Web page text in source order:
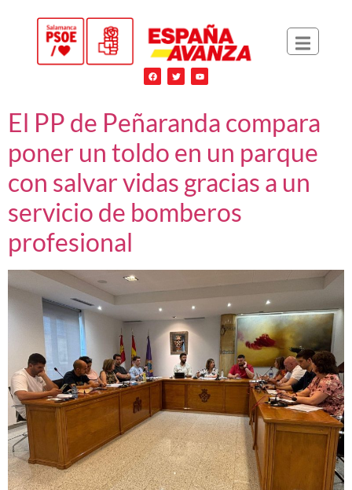
El PP de Peñaranda compara
poner un toldo en un parque
con salvar vidas gracias a un
servicio de bomberos
profesional